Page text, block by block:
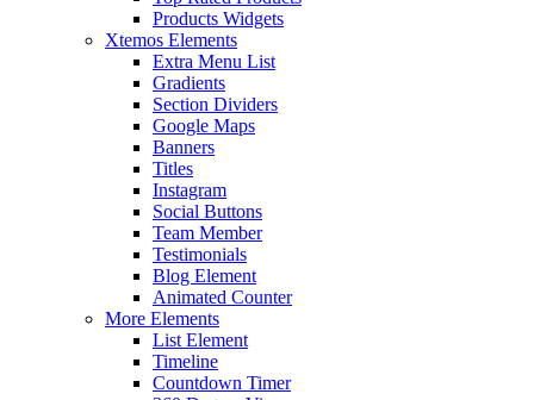
Products Widgets
Xtemos Elements
Extra Menu List
Gradients
Section Dividers
Google Maps
Banners
Titles
Instagram
Social Buttons
Team Member
Testimonials
Blog Element
Animated Counter
More Elements
List Element
Timeline
Countdown Timer